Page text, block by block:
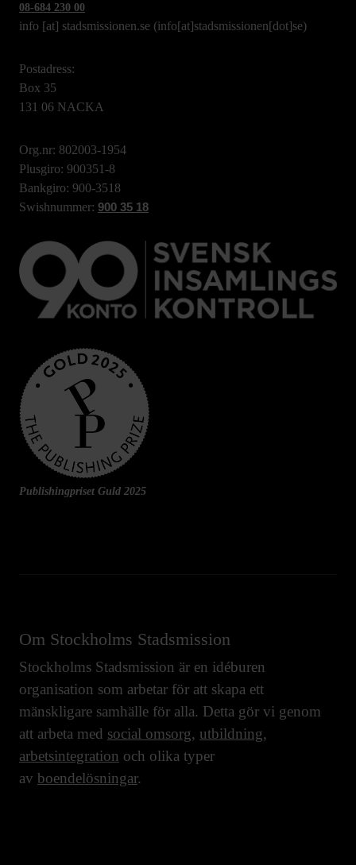
08-684 230 00
info [at] stadsmissionen.se (info[at]stadsmissionen[dot]se)
Postadress:
Box 35
131 06 NACKA
Org.nr: 802003-1954
Plusgiro: 900351-8
Bankgiro: 900-3518
Swishnummer: 900 35 18
Publishingpriset Guld 2025
Om Stockholms Stadsmission
Stockholms Stadsmission är en idéburen
organisation som arbetar för att skapa ett
mänskligare samhälle för alla. Detta gör vi genom
att arbeta med social omsorg, utbildning,
arbetsintegration och olika typer
av boendelösningar.